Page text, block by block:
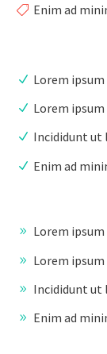
Enim ad
Lorem
Lorem
Incididunt ut
Enim ad
Lorem
Lorem
Incididunt ut
Enim ad